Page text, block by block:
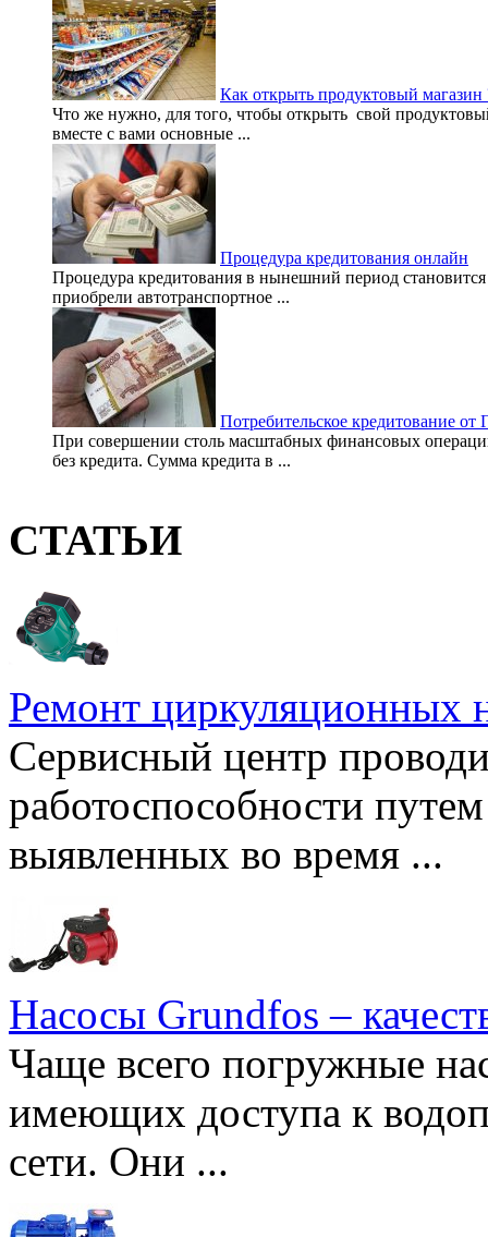
Как открыть продуктовый магазин
Что же нужно, для того, чтобы открыть свой
вместе с вами основные ...
Процедура кредитования онлайн
Процедура кредитования в нынешний период
приобрели автотранспортное ...
Потребительское кредитование от
При совершении столь масштабных финансовых
без кредита. Сумма кредита в ...
СТАТЬИ
Ремонт циркуляционных
Сервисный центр
работоспособности
выявленных во время ...
Насосы Grundfos –
Чаще всего погружные
имеющих доступа к
сети. Они ...